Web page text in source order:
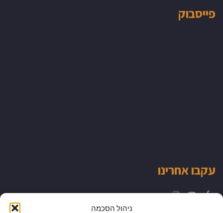
ניהול הסכמה
פייסבוק
עקבו אחרינו